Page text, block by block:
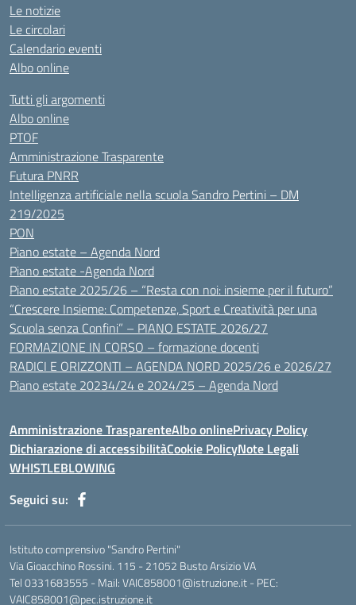
Le notizie
Le circolari
Calendario eventi
Albo online
Tutti gli argomenti
Albo online
PTOF
Amministrazione Trasparente
Futura PNRR
Intelligenza artificiale nella scuola Sandro Pertini – DM
219/2025
PON
Piano estate – Agenda Nord
Piano estate -Agenda Nord
Piano estate 2025/26 – “Resta con noi: insieme per il futuro”
“Crescere Insieme: Competenze, Sport e Creatività per una
Scuola senza Confini” – PIANO ESTATE 2026/27
FORMAZIONE IN CORSO – formazione docenti
RADICI E ORIZZONTI – AGENDA NORD 2025/26 e 2026/27
Piano estate 20234/24 e 2024/25 – Agenda Nord
Amministrazione TrasparenteAlbo onlinePrivacy Policy
Dichiarazione di accessibilitàCookie PolicyNote Legali
WHISTLEBLOWING
Seguici su:
Istituto comprensivo "Sandro Pertini"
Via Gioacchino Rossini. 115 - 21052 Busto Arsizio VA
Tel 0331683555 - Mail: VAIC858001@istruzione.it - PEC:
VAIC858001@pec.istruzione.it